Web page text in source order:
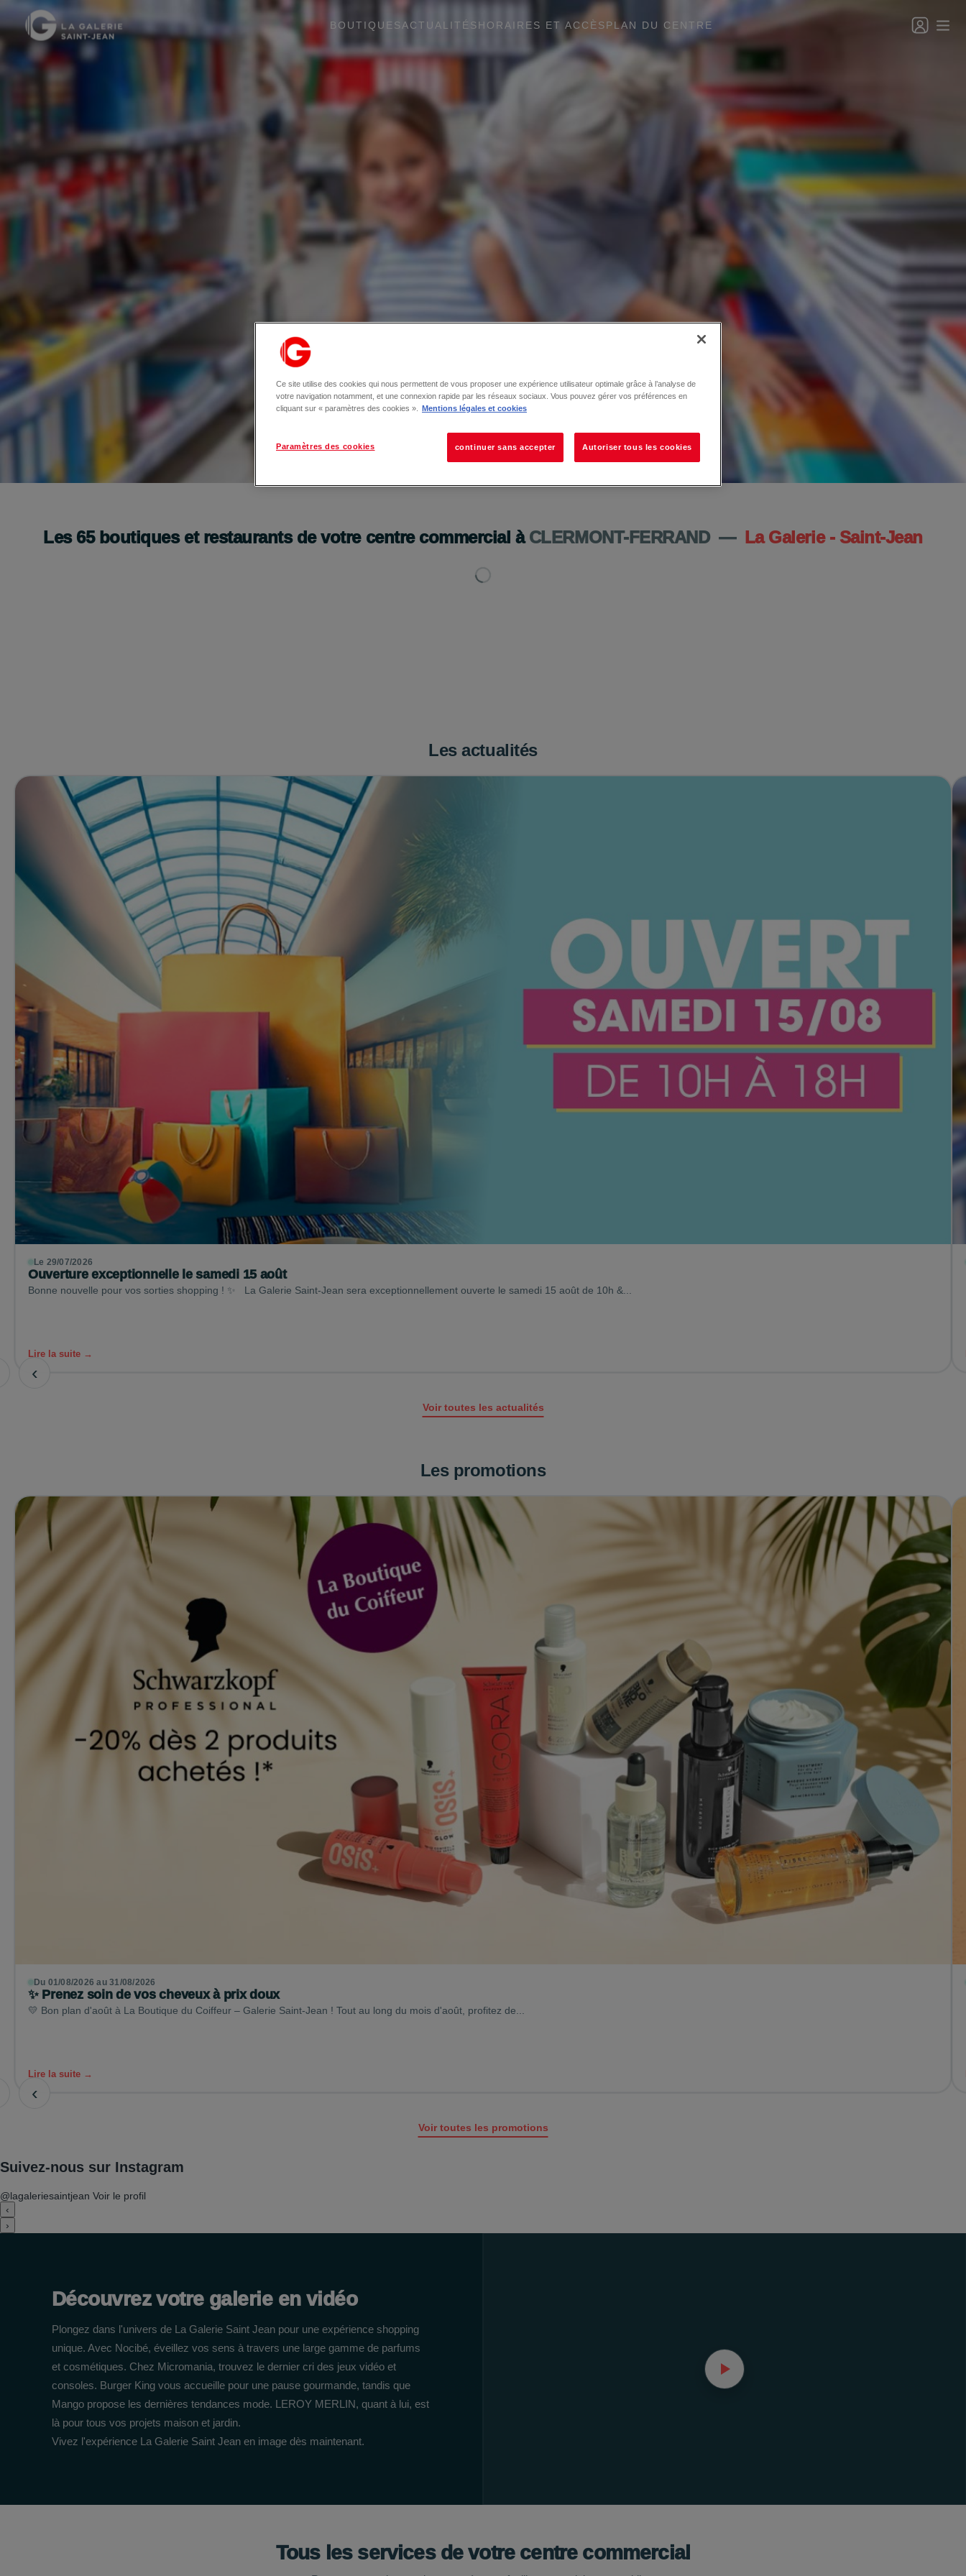
BOUTIQUES ACTUALITÉSHORAIRES ET ACCÈSPLAN DU CENTRE
Une rentrée gagnante avec La Roue de la Chance !🎒
Je découvreLes 65boutiques et restaurants de votre centre commercial àCLERMONT-FERRAND — La Galerie - Saint-Jean
Les actualités
Le 29/07/2026
Ouverture exceptionnelle le samedi 15 août
Bonne nouvelle pour vos sorties shopping ! ✨ La Galerie Saint-Jean sera exceptionnellement ouverte le samedi 15 août de 10h &...
Lire la suite →
‹
Voir toutes les actualités
Les promotions
Du 01/08/2026 au 31/08/2026
✨ Prenez soin de vos cheveux à prix doux
💛 Bon plan d'août à La Boutique du Coiffeur – Galerie Saint-Jean ! Tout au long du mois d'août, profitez de...
Lire la suite →
‹
Voir toutes les promotions
Suivez-nous sur Instagram
@lagaleriesaintjean Voir le profil
‹
›
Découvrez votre galerie en vidéo
Plongez dans l'univers de La Galerie Saint Jean pour une expérience shopping
unique. Avec Nocibé, éveillez vos sens à travers une large gamme de parfums
et cosmétiques. Chez Micromania, trouvez le dernier cri des jeux vidéo et
consoles. Burger King vous accueille pour une pause gourmande, tandis que
Mango propose les dernières tendances mode. LEROY MERLIN, quant à lui, est
là pour tous vos projets maison et jardin.
Vivez l'expérience La Galerie Saint Jean en image dès maintenant.
Tous les services de votre centre commercial
Ce site utilise des cookies qui nous permettent de vous proposer une expérience utilisateur optimale grâce à l’analyse de
votre navigation notamment, et une connexion rapide par les réseaux sociaux. Vous pouvez gérer vos préférences en
cliquant sur « paramètres des cookies ».
Mentions légales et cookies
Paramètres des cookies continuer sans accepter Autoriser tous les cookies